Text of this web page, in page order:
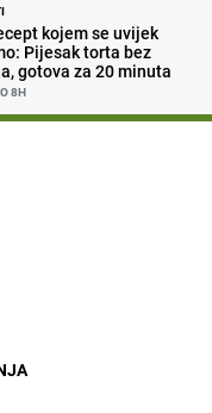
kojem se uvijek
Pijesak torta bez
gotova za 20 minuta
8H